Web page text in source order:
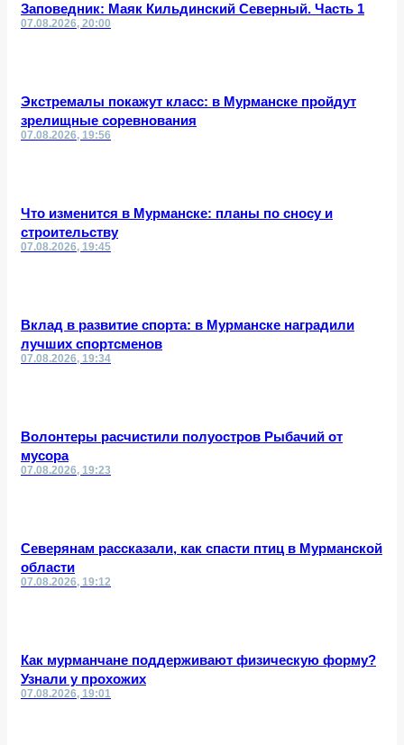
Заповедник: Маяк Кильдинский Северный. Часть 1
07.08.2026, 20:00
Экстремалы покажут класс: в Мурманске пройдут
зрелищные соревнования
07.08.2026, 19:56
Что изменится в Мурманске: планы по сносу и
строительству
07.08.2026, 19:45
Вклад в развитие спорта: в Мурманске наградили
лучших спортсменов
07.08.2026, 19:34
Волонтеры расчистили полуостров Рыбачий от
мусора
07.08.2026, 19:23
Северянам рассказали, как спасти птиц в Мурманской
области
07.08.2026, 19:12
Как мурманчане поддерживают физическую форму?
Узнали у прохожих
07.08.2026, 19:01